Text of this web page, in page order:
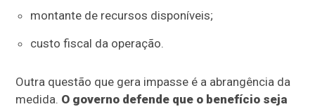
montante de recursos disponíveis;
custo fiscal da operação.
Outra questão que gera impasse é a abrangência da
medida. O governo defende que o benefício seja